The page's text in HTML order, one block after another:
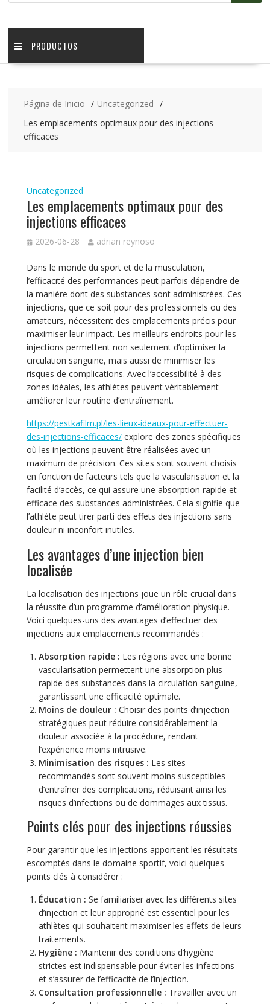
PRODUCTOS
Página de Inicio
Uncategorized
Les emplacements optimaux pour des injections
efficaces
Uncategorized
Les emplacements optimaux pour des
injections efficaces
2026-06-28 adrian reynoso
Dans le monde du sport et de la musculation,
l’efficacité des performances peut parfois dépendre de
la manière dont des substances sont administrées. Ces
injections, que ce soit pour des professionnels ou des
amateurs, nécessitent des emplacements précis pour
maximiser leur impact. Les meilleurs endroits pour les
injections permettent non seulement d’optimiser la
circulation sanguine, mais aussi de minimiser les
risques de complications. Avec l’accessibilité à des
zones idéales, les athlètes peuvent véritablement
améliorer leur routine d’entraînement.
https://pestkafilm.pl/les-lieux-ideaux-pour-effectuer-
des-injections-efficaces/explore des zones spécifiques
où les injections peuvent être réalisées avec un
maximum de précision. Ces sites sont souvent choisis
en fonction de facteurs tels que la vascularisation et la
facilité d’accès, ce qui assure une absorption rapide et
efficace des substances administrées. Cela signifie que
l’athlète peut tirer parti des effets des injections sans
douleur ni inconfort inutiles.
Les avantages d’une injection bien
localisée
La localisation des injections joue un rôle crucial dans
la réussite d’un programme d’amélioration physique.
Voici quelques-uns des avantages d’effectuer des
injections aux emplacements recommandés :
Absorption rapide : Les régions avec une bonne
vascularisation permettent une absorption plus
rapide des substances dans la circulation sanguine,
garantissant une efficacité optimale.
Moins de douleur : Choisir des points d’injection
stratégiques peut réduire considérablement la
douleur associée à la procédure, rendant
l’expérience moins intrusive.
Minimisation des risques : Les sites
recommandés sont souvent moins susceptibles
d’entraîner des complications, réduisant ainsi les
risques d’infections ou de dommages aux tissus.
Points clés pour des injections réussies
Pour garantir que les injections apportent les résultats
escomptés dans le domaine sportif, voici quelques
points clés à considérer :
Éducation : Se familiariser avec les différents sites
d’injection et leur approprié est essentiel pour les
athlètes qui souhaitent maximiser les effets de leurs
traitements.
Hygiène : Maintenir des conditions d’hygiène
strictes est indispensable pour éviter les infections
et s’assurer de l’efficacité de l’injection.
Consultation professionnelle : Travailler avec un